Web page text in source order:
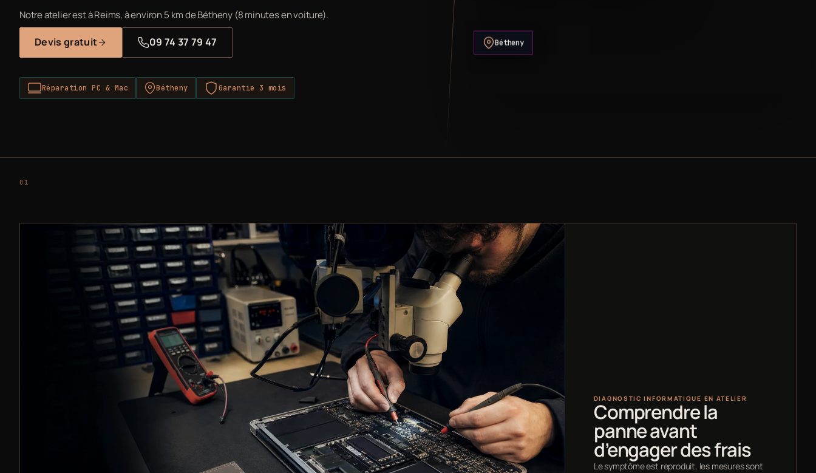
Notre atelier est à Reims, à environ 5 km de Bétheny (8 minutes en voiture).
Devis gratuit 09 74 37 79 47
Réparation PC & Mac Bétheny Garantie 3 mois
Bétheny
DIAGNOSTIC INFORMATIQUE EN ATELIER
Comprendre la
panne avant
d’engager des frais
Le symptôme est reproduit, les mesures sont